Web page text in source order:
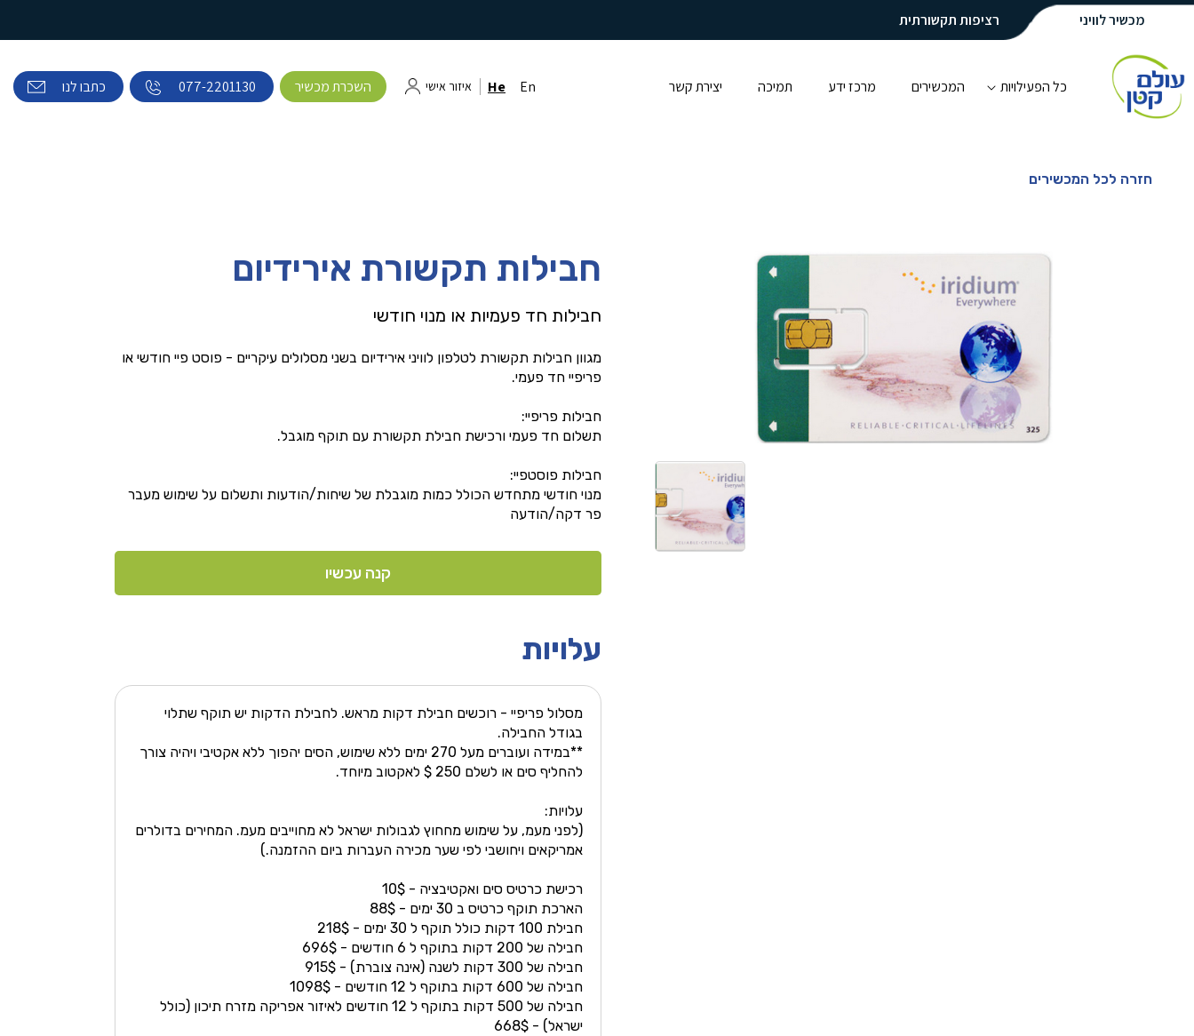
מכשיר לוויני רציפות תקשורתית
כל הפעילויות המכשירים מרכז ידע תמיכה יצירת קשר En
He איזור אישי השכרת מכשיר 077-2201130 כתבו לנו
חזרה לכל המכשירים
חבילות תקשורת אירידיום
חבילות חד פעמיות או מנוי חודשי
מגוון חבילות תקשורת לטלפון לוויני אירידיום בשני מסלולים עיקריים - פוסט פיי חודשי או
פריפיי חד פעמי.
חבילות פריפיי:
תשלום חד פעמי ורכישת חבילת תקשורת עם תוקף מוגבל.
חבילות פוסטפיי:
מנוי חודשי מתחדש הכולל כמות מוגבלת של שיחות/הודעות ותשלום על שימוש מעבר
פר דקה/הודעה
קנה עכשיו
עלויות
מסלול פריפיי - רוכשים חבילת דקות מראש. לחבילת הדקות יש תוקף שתלוי
בגודל החבילה.
**במידה ועוברים מעל 270 ימים ללא שימוש, הסים יהפוך ללא אקטיבי ויהיה צורך
להחליף סים או לשלם 250 $ לאקטוב מיוחד.
עלויות:
(לפני מעמ, על שימוש מחחוץ לגבולות ישראל לא מחוייבים מעמ. המחירים בדולרים
אמריקאים ויחושבי לפי שער מכירה העברות ביום ההזמנה.)
רכישת כרטיס סים ואקטיבציה - 10$
הארכת תוקף כרטיס ב 30 ימים - 88$
חבילת 100 דקות כולל תוקף ל 30 ימים - 218$
חבילה של 200 דקות בתוקף ל 6 חודשים - 696$
חבילה של 300 דקות לשנה (אינה צוברת) - 915$
חבילה של 600 דקות בתוקף ל 12 חודשים - 1098$
חבילה של 500 דקות בתוקף ל 12 חודשים לאיזור אפריקה מזרח תיכון (כולל
ישראל) - 668$